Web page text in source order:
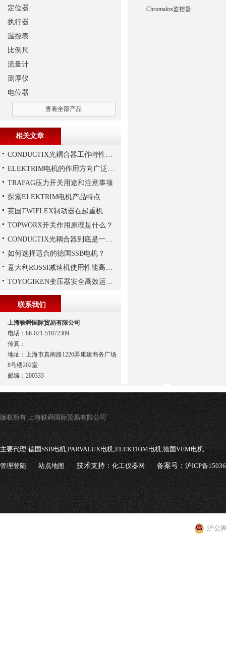
Chromalox监控器
定位器
执行器
温控表
比例尺
流量计
测厚仪
电位器
查看全部产品
相关文章
CONDUCTIX光耦合器工作特性讲解
ELEKTRIM电机的作用方向广泛且多元化
TRAFAG压力开关用途和注意事项
探索ELEKTRIM电机产品特点
英国TWIFLEX制动器在起重机作业中出现常见故障的原因
TOPWORX开关作用原理是什么？
CONDUCTIX光耦合器到底是一种怎样的装置呢
如何选择适合的德国SSB电机？
意大利ROSSI减速机使用性能高、持久，运行平稳
TOYOGIKEN变压器安全高效运行指南：规范操作与长效维护
联系我们
上海轶舜国际贸易有限公司
电话：86-021-51872309
传真：
地址：上海市真南路1226弄康建商务广场
8号楼202室
邮编：200333
版权所有 上海轶舜国际贸易有限公司
主要代理:德国SSB电机,PARVALUX电机,ELEKTRIM电机,德国VEM电机
管理登陆 站点地图 技术支持：化工仪器网 备案号：沪ICP备
沪公